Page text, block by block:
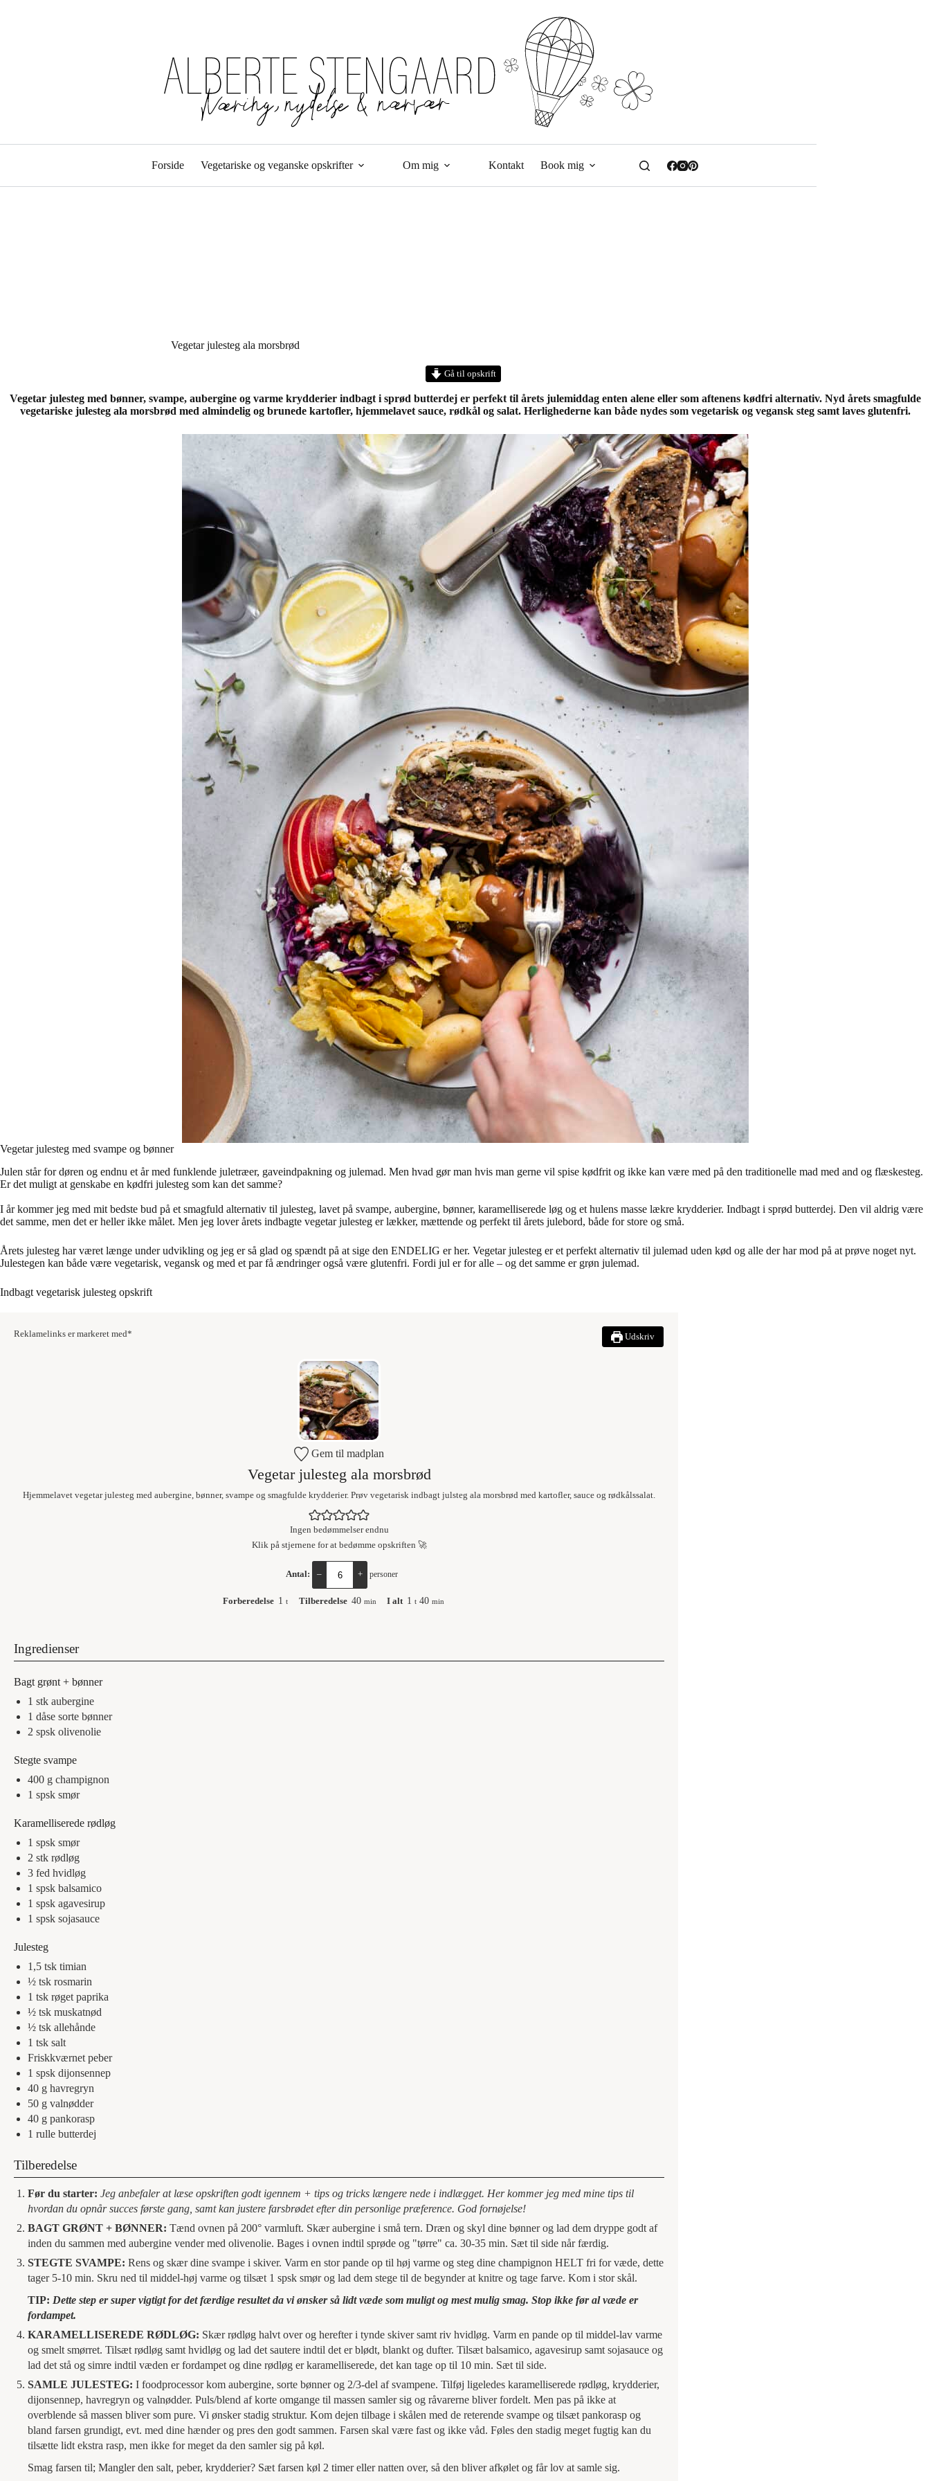
Forside Vegetariske og veganske opskrifter Om mig Kontakt Book mig
Vegetar julesteg ala morsbrød
Gå til opskrift
Vegetar julesteg med bønner, svampe, aubergine og varme krydderier indbagt i sprød butterdej er perfekt til årets julemiddag enten alene eller som aftenens kødfri alternativ. Nyd årets smagfulde
vegetariske julesteg ala morsbrød med almindelig og brunede kartofler, hjemmelavet sauce, rødkål og salat. Herlighederne kan både nydes som vegetarisk og vegansk steg samt laves glutenfri.
Vegetar julesteg med svampe og bønner
Julen står for døren og endnu et år med funklende juletræer, gaveindpakning og julemad. Men hvad gør man hvis man gerne vil spise kødfrit og ikke kan være med på den traditionelle mad med and og flæskesteg.
Er det muligt at genskabe en kødfri julesteg som kan det samme?
I år kommer jeg med mit bedste bud på et smagfuld alternativ til julesteg, lavet på svampe, aubergine, bønner, karamelliserede løg og et hulens masse lækre krydderier. Indbagt i sprød butterdej. Den vil aldrig være
det samme, men det er heller ikke målet. Men jeg lover årets indbagte vegetar julesteg er lækker, mættende og perfekt til årets julebord, både for store og små.
Årets julesteg har været længe under udvikling og jeg er så glad og spændt på at sige den ENDELIG er her. Vegetar julesteg er et perfekt alternativ til julemad uden kød og alle der har mod på at prøve noget nyt.
Julestegen kan både være vegetarisk, vegansk og med et par få ændringer også være glutenfri. Fordi jul er for alle – og det samme er grøn julemad.
Indbagt vegetarisk julesteg opskrift
Reklamelinks er markeret med* Udskriv
Gem til madplan
Vegetar julesteg ala morsbrød
Hjemmelavet vegetar julesteg med aubergine, bønner, svampe og smagfulde krydderier. Prøv vegetarisk indbagt julsteg ala morsbrød med kartofler, sauce og rødkålssalat.
Ingen bedømmelser endnu
Klik på stjernene for at bedømme opskriften 🚀
Antal: – + personer
Forberedelse 1 t Tilberedelse 40 min I alt 1 t 40 min
Ingredienser
Bagt grønt + bønner
1 stk aubergine
1 dåse sorte bønner
2 spsk olivenolie
Stegte svampe
400 g champignon
1 spsk smør
Karamelliserede rødløg
1 spsk smør
2 stk rødløg
3 fed hvidløg
1 spsk balsamico
1 spsk agavesirup
1 spsk sojasauce
Julesteg
1,5 tsk timian
½ tsk rosmarin
1 tsk røget paprika
½ tsk muskatnød
½ tsk allehånde
1 tsk salt
Friskkværnet peber
1 spsk dijonsennep
40 g havregryn
50 g valnødder
40 g pankorasp
1 rulle butterdej
Tilberedelse
Før du starter: Jeg anbefaler at læse opskriften godt igennem + tips og tricks længere nede i indlægget. Her kommer jeg med mine tips til
hvordan du opnår succes første gang, samt kan justere farsbrødet efter din personlige præference. God fornøjelse!
BAGT GRØNT + BØNNER: Tænd ovnen på 200° varmluft. Skær aubergine i små tern. Dræn og skyl dine bønner og lad dem dryppe godt af
inden du sammen med aubergine vender med olivenolie. Bages i ovnen indtil sprøde og "tørre" ca. 30-35 min. Sæt til side når færdig.
STEGTE SVAMPE: Rens og skær dine svampe i skiver. Varm en stor pande op til høj varme og steg dine champignon HELT fri for væde, dette
tager 5-10 min. Skru ned til middel-høj varme og tilsæt 1 spsk smør og lad dem stege til de begynder at knitre og tage farve. Kom i stor skål.
TIP: Dette step er super vigtigt for det færdige resultet da vi ønsker så lidt væde som muligt og mest mulig smag. Stop ikke før al væde er
fordampet.
KARAMELLISEREDE RØDLØG: Skær rødløg halvt over og herefter i tynde skiver samt riv hvidløg. Varm en pande op til middel-lav varme
og smelt smørret. Tilsæt rødløg samt hvidløg og lad det sautere indtil det er blødt, blankt og dufter. Tilsæt balsamico, agavesirup samt sojasauce og
lad det stå og simre indtil væden er fordampet og dine rødløg er karamelliserede, det kan tage op til 10 min. Sæt til side.
SAMLE JULESTEG: I foodprocessor kom aubergine, sorte bønner og 2/3-del af svampene. Tilføj ligeledes karamelliserede rødløg, krydderier,
dijonsennep, havregryn og valnødder. Puls/blend af korte omgange til massen samler sig og råvarerne bliver fordelt. Men pas på ikke at
overblende så massen bliver som pure. Vi ønsker stadig struktur. Kom dejen tilbage i skålen med de reterende svampe og tilsæt pankorasp og
bland farsen grundigt, evt. med dine hænder og pres den godt sammen. Farsen skal være fast og ikke våd. Føles den stadig meget fugtig kan du
tilsætte lidt ekstra rasp, men ikke for meget da den samler sig på køl.
Smag farsen til; Mangler den salt, peber, krydderier? Sæt farsen køl 2 timer eller natten over, så den bliver afkølet og får lov at samle sig.